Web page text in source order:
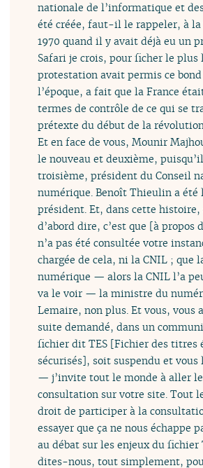
nationale de l’informatique et
été créée, faut-il le rappeler, à la
1970 quand il y avait déjà eu un
Safari je crois, pour ficher le plus
protestation avait permis ce
l’époque, a fait que la France
termes de contrôle de ce qui se
prétexte du début de la
Et en face de vous, Mounir
le nouveau et deuxième,
troisième, président du Conseil
numérique. Benoît Thieulin a été
président. Et, dans cette histoire,
d’abord dire, c’est que [à propos
n’a pas été consultée votre
chargée de cela, ni la CNIL ; que
numérique — alors la CNIL l’a
va le voir — la ministre du
Lemaire, non plus. Et vous, vous
suite demandé, dans un
fichier dit TES [Fichier des titres
sécurisés], soit suspendu et vous
— j’invite tout le monde à aller
consultation sur votre site. Tout
droit de participer à la
essayer que ça ne nous échappe
au débat sur les enjeux du fichier
dites-nous, tout simplement,